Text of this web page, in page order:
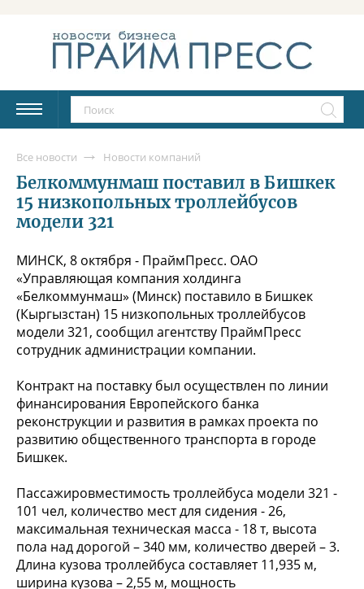
Все новости Новости компаний
Белкоммунмаш поставил в Бишкек
15 низкопольных троллейбусов
модели 321
МИНСК, 8 октября - ПраймПресс. ОАО
«Управляющая компания холдинга
«Белкоммунмаш» (Минск) поставило в Бишкек
(Кыргызстан) 15 низкопольных троллейбусов
модели 321, сообщил агентству ПраймПресс
сотрудник администрации компании.
Контракт на поставку был осуществлен по линии
финансирования Европейского банка
реконструкции и развития в рамках проекта по
развитию общественного транспорта в городе
Бишкек.
Пассажировместимость троллейбуса модели 321 -
101 чел, количество мест для сидения - 26,
максимальная техническая масса - 18 т, высота
пола над дорогой – 340 мм, количество дверей – 3.
Длина кузова троллейбуса составляет 11,935 м,
ширина кузова – 2,55 м, мощность